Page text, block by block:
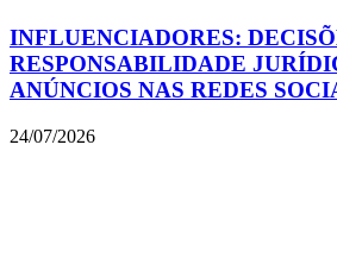
INFLUENCIADORES:
RESPONSABILIDADE
ANÚNCIOS NAS REDES
24/07/2026